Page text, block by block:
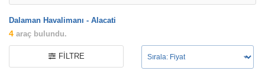
Dalaman Havalimanı - Alacati
4 araç bulundu.
FILTRE